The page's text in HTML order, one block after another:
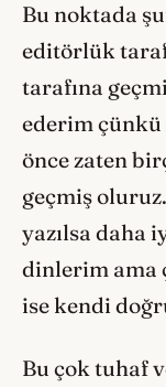
Bu noktada
editörlük
tarafına
ederim çünkü
önce zaten
geçmiş
yazılsa daha
dinlerim ama
ise kendi
Bu çok tuhaf